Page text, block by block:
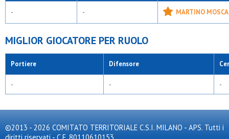
- - MARTINO
MIGLIOR GIOCATORE PER RUOLO
Portiere Difensore
- - -
©2013 - 2026 COMITATO TERRITORIALE C.S.I. MILANO - APS. Tutti i